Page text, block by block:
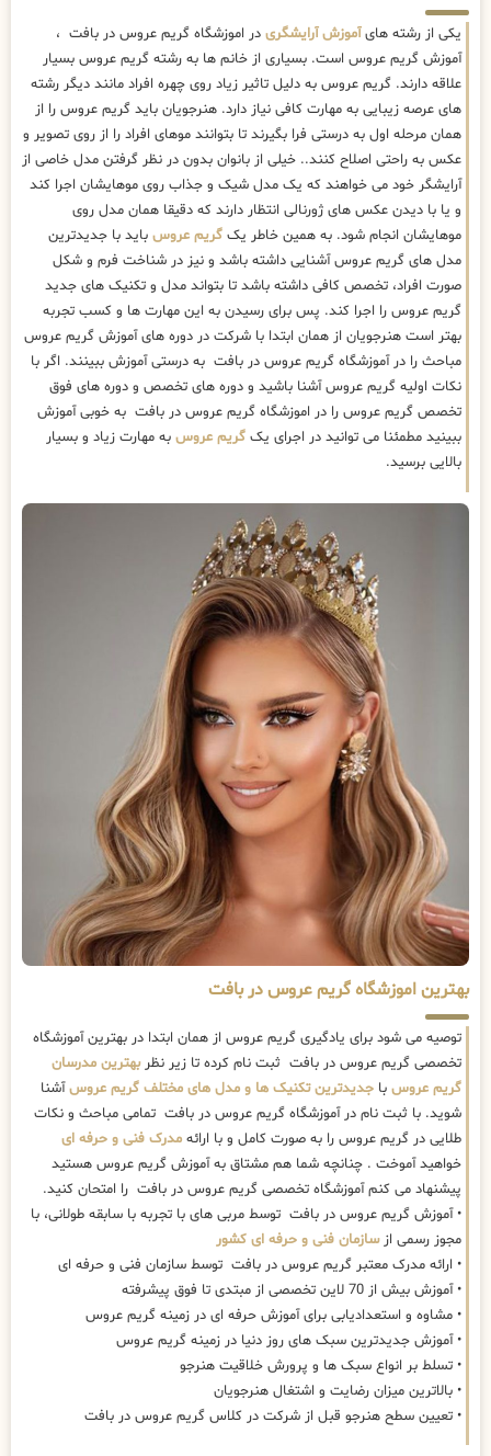
یکی از رشته هایآموزش آرایشگری در اموزشگاه گریم عروس در بافت ،
آموزش گریم عروس است. بسیاری از خانم ها به رشته گریم عروس بسیار
علاقه دارند. گریم عروس به دلیل تاثیر زیاد روی چهره افراد مانند دیگر رشته
های عرصه زیبایی به مهارت کافی نیاز دارد. هنرجویان باید گریم عروس را از
همان مرحله اول به درستی فرا بگیرند تا بتوانند موهای افراد را از روی تصویر و
عکس به راحتی اصلاح کنند.. خیلی از بانوان بدون در نظر گرفتن مدل خاصی از
آرایشگر خود می خواهند که یک مدل شیک و جذاب روی موهایشان اجرا کند
و یا با دیدن عکس های ژورنالی انتظار دارند که دقیقا همان مدل روی
موهایشان انجام شود. به همین خاطر یک گریم عروس باید با جدیدترین
مدل های گریم عروس آشنایی داشته باشد و نیز در شناخت فرم و شکل
صورت افراد، تخصص کافی داشته باشد تا بتواند مدل و تکنیک های جدید
گریم عروس را اجرا کند. پس برای رسیدن به این مهارت ها و کسب تجربه
بهتر است هنرجویان از همان ابتدا با شرکت در دوره های آموزش گریم عروس
مباحث را در آموزشگاه گریم عروس در بافت به درستی آموزش ببینند. اگر با
نکات اولیه گریم عروس آشنا باشید و دوره های تخصص و دوره های فوق
تخصص گریم عروس را در اموزشگاه گریم عروس در بافت به خوبی آموزش
ببینید مطمئنا می توانید در اجرای یک گریم عروس به مهارت زیاد و بسیار
بالایی برسید.
بهترین اموزشگاه گریم عروس در بافت
توصیه می شود برای یادگیری گریم عروس از همان ابتدا در بهترین آموزشگاه
تخصصی گریم عروس در بافت ثبت نام کرده تا زیر نظربهترین مدرسان
گریم عروس با جدیدترین تکنیک ها و مدل های مختلف گریم عروسآشنا
شوید. با ثبت نام در آموزشگاه گریم عروس در بافت تمامی مباحث و نکات
طلایی در گریم عروس را به صورت کامل و با ارائه مدرک فنی و حرفه ای
خواهید آموخت . چنانچه شما هم مشتاق به آموزش گریم عروس هستید
پیشنهاد می کنم آموزشگاه تخصصی گریم عروس در بافت را امتحان کنید.
• آموزش گریم عروس در بافت توسط مربی های با تجربه با سابقه طولانی، با
مجوز رسمی ازسازمان فنی و حرفه ای کشور
• ارائه مدرک معتبر گریم عروس در بافت توسط سازمان فنی و حرفه ای
• آموزش بیش از 70 لاین تخصصی از مبتدی تا فوق پیشرفته
• مشاوه و استعدادیابی برای آموزش حرفه ای در زمینه گریم عروس
• آموزش جدیدترین سبک های روز دنیا در زمینه گریم عروس
• تسلط بر انواع سبک ها و پرورش خلاقیت هنرجو
• بالاترین میزان رضایت و اشتغال هنرجویان
• تعیین سطح هنرجو قبل از شرکت در کلاس گریم عروس در بافت